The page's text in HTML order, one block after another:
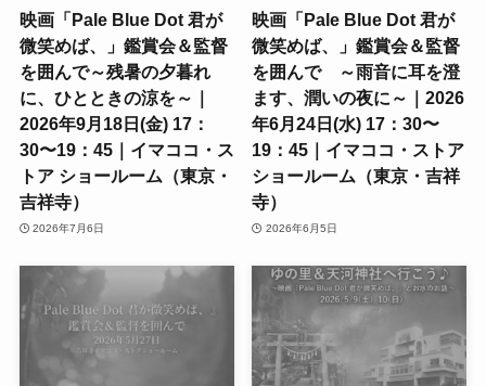
映画「Pale Blue Dot 君が
微笑めば、」鑑賞会＆監督
を囲んで～残暑の夕暮れ
に、ひとときの涼を～｜
2026年9月18日(金) 17：
30〜19：45｜イマココ・ス
トア ショールーム（東京・
吉祥寺）
2026年7月6日
映画「Pale Blue Dot 君が
微笑めば、」鑑賞会＆監督
を囲んで ～雨音に耳を澄
ます、潤いの夜に～｜2026
年6月24日(水) 17：30〜
19：45｜イマココ・ストア
ショールーム（東京・吉祥
寺）
2026年6月5日